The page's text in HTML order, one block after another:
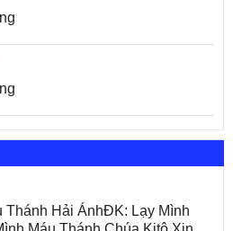
Thánh Hải ÁnhĐK: Lạy Mình